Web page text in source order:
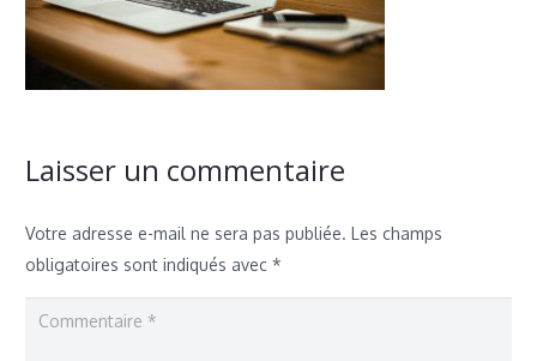
Laisser un commentaire
Votre adresse e-mail ne sera pas publiée. Les champs
obligatoires sont indiqués avec *